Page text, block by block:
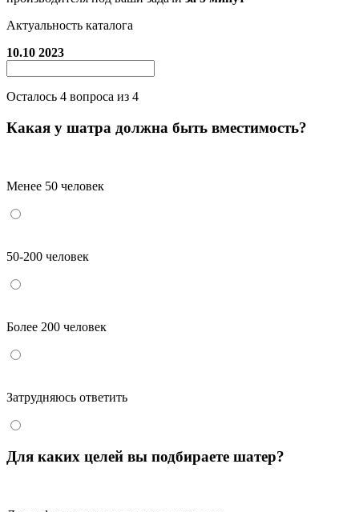
Актуальность каталога
10.10 2023
Осталось 4 вопроса из 4
Какая у шатра должна быть вместимость?
Менее 50 человек
50-200 человек
Более 200 человек
Затрудняюсь ответить
Для каких целей вы подбираете шатер?